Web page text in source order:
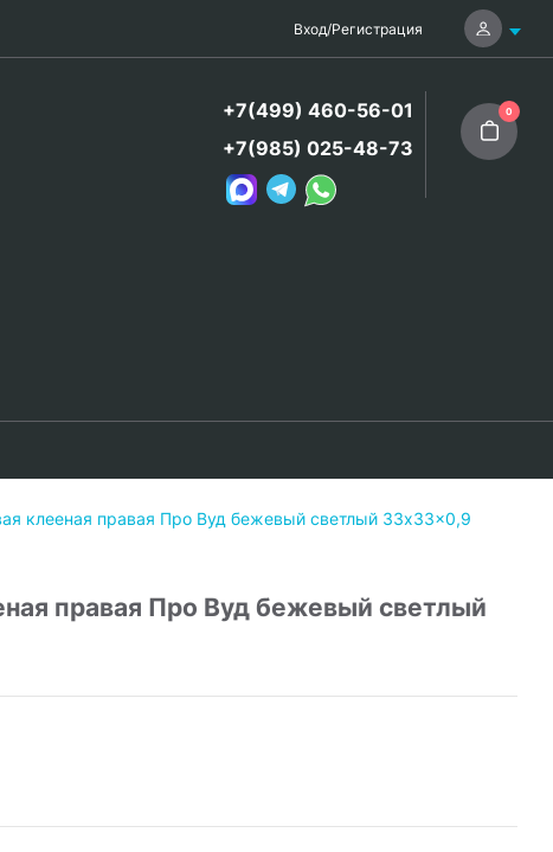
Вход/Регистрация
+7(499) 460-56-01
+7(985) 025-48-73
0
клееная правая Про Вуд бежевый светлый 33x33x0,9
правая Про Вуд бежевый светлый